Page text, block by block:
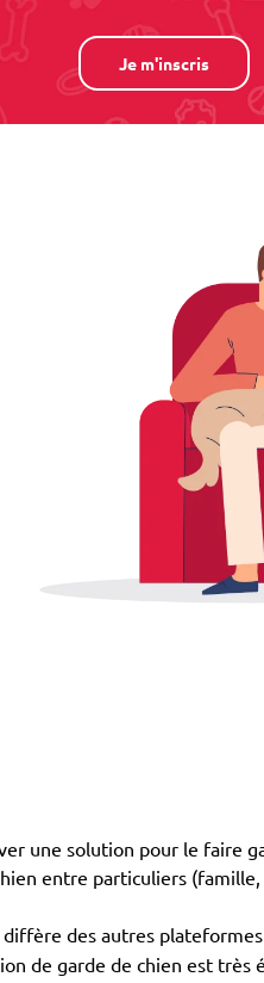
Je m'inscris
une solution pour le faire
entre particuliers
des autres
de garde de chien est très